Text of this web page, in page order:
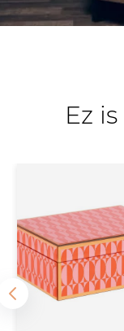
Ez is